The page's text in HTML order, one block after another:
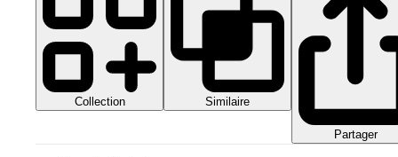
Collection Similaire
Partager